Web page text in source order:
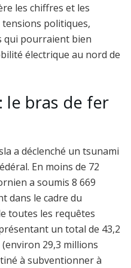
les chiffres et les
politiques,
qui pourraient bien
électrique au nord de
le bras de fer
a déclenché un tsunami
En moins de 72
a soumis 8 669
dans le cadre du
toutes les requêtes
un total de 43,2
29,3 millions
à subventionner à